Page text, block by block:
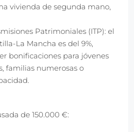
vivienda de segunda mano,
Patrimoniales (ITP): el
La Mancha es del 9%,
bonificaciones para jóvenes
familias numerosas o
de 150.000 €: